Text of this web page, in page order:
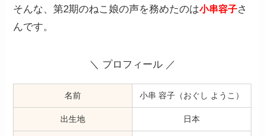
そんな、第2期のねこ娘の声を務めたのは小串容子さ
んです。
＼ プロフィール ／
名前 小串 容子（おぐし ようこ）
出生地 日本